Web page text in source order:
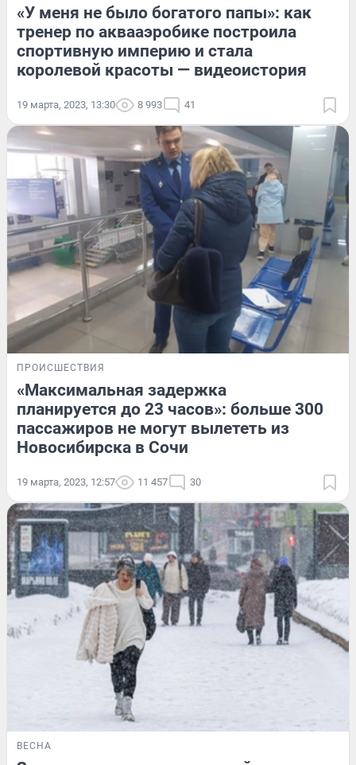
«У меня не было богатого папы»: как
тренер по аквааэробике построила
спортивную империю и стала
королевой красоты — видеоистория
19 марта, 2023, 13:30 8 993 41
ПРОИСШЕСТВИЯ
«Максимальная задержка
планируется до 23 часов»: больше 300
пассажиров не могут вылететь из
Новосибирска в Сочи
19 марта, 2023, 12:57 11 457 30
ВЕСНА